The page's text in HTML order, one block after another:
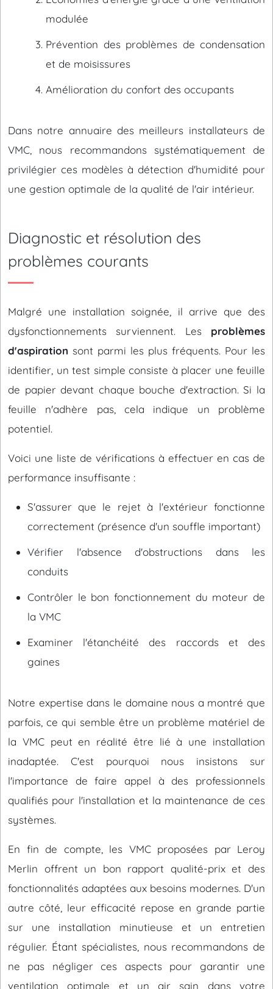
modulée
Prévention des problèmes de condensation
et de moisissures
Amélioration du confort des occupants
Dans notre annuaire des meilleurs installateurs de
VMC, nous recommandons systématiquement de
privilégier ces modèles à détection d'humidité pour
une gestion optimale de la qualité de l'air intérieur.
Diagnostic et résolution des
problèmes courants
Malgré une installation soignée, il arrive que des
dysfonctionnements surviennent. Les problèmes
d'aspiration sont parmi les plus fréquents. Pour les
identifier, un test simple consiste à placer une feuille
de papier devant chaque bouche d'extraction. Si la
feuille n'adhère pas, cela indique un problème
potentiel.
Voici une liste de vérifications à effectuer en cas de
performance insuffisante :
S'assurer que le rejet à l'extérieur fonctionne
correctement (présence d'un souffle important)
Vérifier l'absence d'obstructions dans les
conduits
Contrôler le bon fonctionnement du moteur de
la VMC
Examiner l'étanchéité des raccords et des
gaines
Notre expertise dans le domaine nous a montré que
parfois, ce qui semble être un problème matériel de
la VMC peut en réalité être lié à une installation
inadaptée. C'est pourquoi nous insistons sur
l'importance de faire appel à des professionnels
qualifiés pour l'installation et la maintenance de ces
systèmes.
En fin de compte, les VMC proposées par Leroy
Merlin offrent un bon rapport qualité-prix et des
fonctionnalités adaptées aux besoins modernes. D'un
autre côté, leur efficacité repose en grande partie
sur une installation minutieuse et un entretien
régulier. Étant spécialistes, nous recommandons de
ne pas négliger ces aspects pour garantir une
ventilation optimale et un air sain dans votre